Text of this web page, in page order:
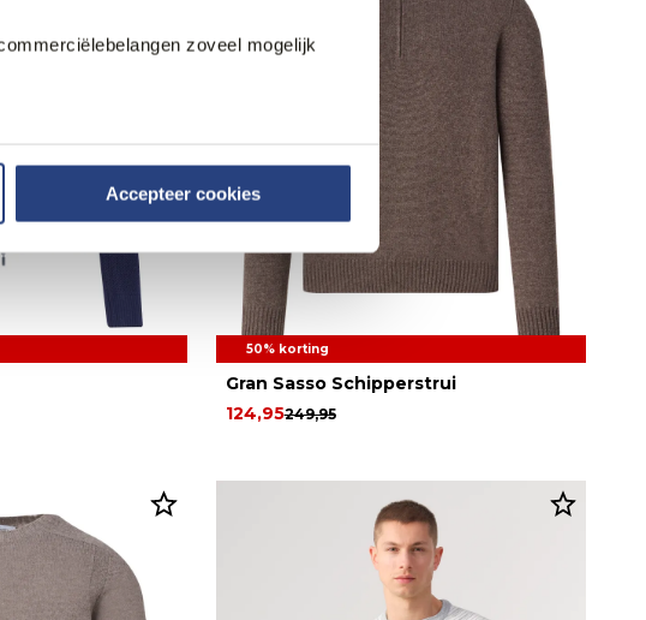
zoveel mogelijk
Accepteer cookies
50% korting
Gran Sasso Schipperstrui
249,95
124,95